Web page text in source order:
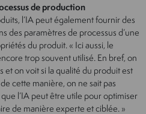
de production
l’IA peut également fournir des
des paramètres de processus d’une
du produit. « Ici aussi, le
trop souvent utilisé. En bref, on
on voit si la qualité du produit est
cette manière, on ne sait pas
l’IA peut être utile pour optimiser
de manière experte et ciblée. »